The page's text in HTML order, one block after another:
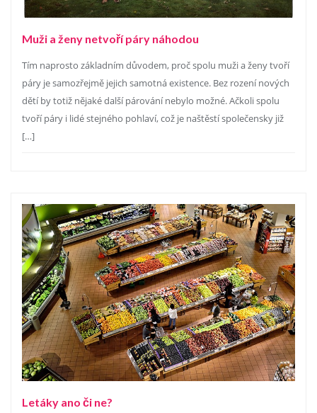
Muži a ženy netvoří páry náhodou
Tím naprosto základním důvodem, proč spolu muži a ženy tvoří
páry je samozřejmě jejich samotná existence. Bez rození nových
dětí by totiž nějaké další párování nebylo možné. Ačkoli spolu
tvoří páry i lidé stejného pohlaví, což je naštěstí společensky již
[…]
Letáky ano či ne?